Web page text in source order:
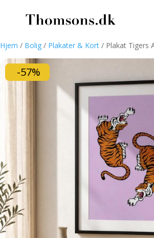
Hjem / Bolig / Plakater & Kort / Plakat Tigers
-57%